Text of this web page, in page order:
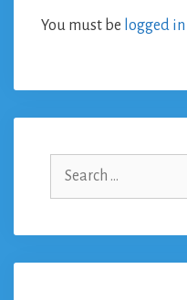
You must be logged in